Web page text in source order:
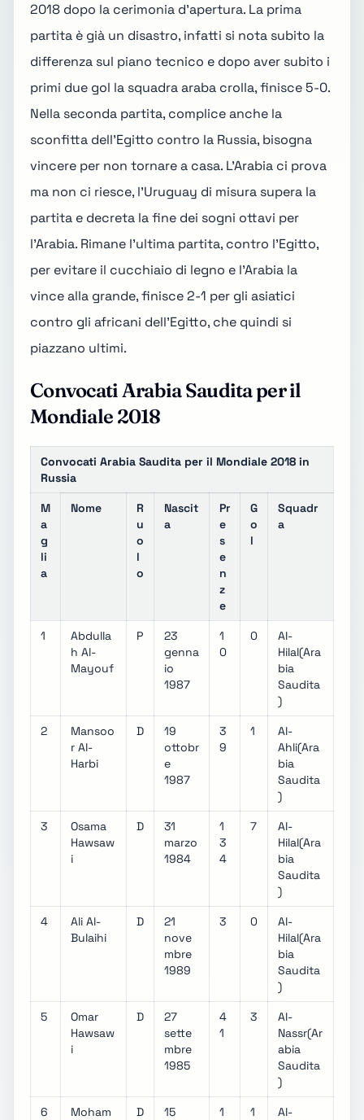
2018 dopo la cerimonia d'apertura. La prima
partita è già un disastro, infatti si nota subito la
differenza sul piano tecnico e dopo aver subito i
primi due gol la squadra araba crolla, finisce 5-0.
Nella seconda partita, complice anche la
sconfitta dell'Egitto contro la Russia, bisogna
vincere per non tornare a casa. L'Arabia ci prova
ma non ci riesce, l'Uruguay di misura supera la
partita e decreta la fine dei sogni ottavi per
l'Arabia. Rimane l'ultima partita, contro l'Egitto,
per evitare il cucchiaio di legno e l'Arabia la
vince alla grande, finisce 2-1 per gli asiatici
contro gli africani dell'Egitto, che quindi si
piazzano ultimi.
Convocati Arabia Saudita per il
Mondiale 2018
Convocati Arabia Saudita per il Mondiale 2018 in
Russia
M
a
g
li
a
Nome
R
u
o
l
o
Nascit
a
Pr
e
s
e
n
z
e
G
o
l
Squadr
a
1
Abdulla
h Al-
Mayouf
P
23
genna
io
1987
1
0
0
Al-
Hilal(Ara
bia
Saudita
)
2
Mansoo
r Al-
Harbi
D
19
ottobr
e
1987
3
9
1
Al-
Ahli(Ara
bia
Saudita
)
3
Osama
Hawsaw
i
D
31
marzo
1984
1
3
4
7
Al-
Hilal(Ara
bia
Saudita
)
4
Ali Al-
Bulaihi
D
21
nove
mbre
1989
3 0
Al-
Hilal(Ara
bia
Saudita
)
5
Omar
Hawsaw
i
D
27
sette
mbre
1985
4
1
3
Al-
Nassr(Ar
abia
Saudita
)
6
Moham
D
15
1
1
Al-